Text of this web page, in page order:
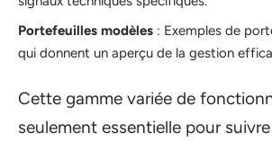
Portefeuilles modèles : Exemples de
qui donnent un aperçu de la gestion
Cette gamme variée de
seulement essentielle pour